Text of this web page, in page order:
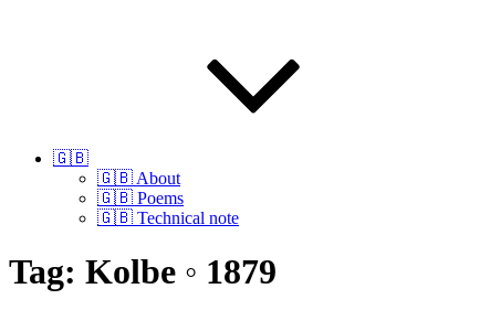
🇬🇧
🇬🇧 About
🇬🇧 Poems
🇬🇧 Technical note
Tag: Kolbe ◦ 1879